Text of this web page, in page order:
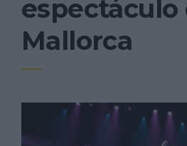
espectáculo
Mallorca